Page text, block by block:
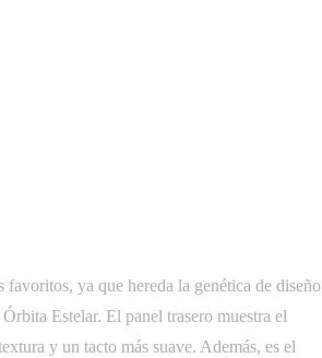
ya que hereda la genética de diseño
Estelar. El panel trasero muestra el
y un tacto más suave. Además, es el